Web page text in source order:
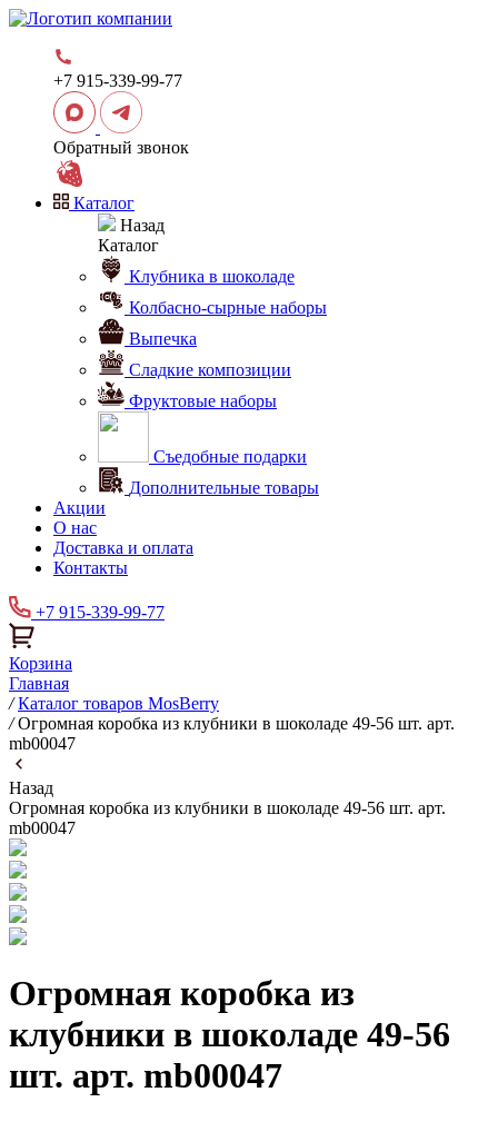
+7 915-339-99-77
Обратный звонок
Каталог
Назад
Каталог
Клубника в шоколаде
Колбасно-сырные наборы
Выпечка
Сладкие композиции
Фруктовые наборы
Съедобные подарки
Дополнительные товары
Акции
О нас
Доставка и оплата
Контакты
+7 915-339-99-77
Корзина
Главная
/ Каталог товаров MosBerry
/ Огромная коробка из клубники в шоколаде 49-56 шт. арт.
mb00047
Назад
Огромная коробка из клубники в шоколаде 49-56 шт. арт.
mb00047
Огромная коробка из
клубники в шоколаде 49-56
шт. арт. mb00047